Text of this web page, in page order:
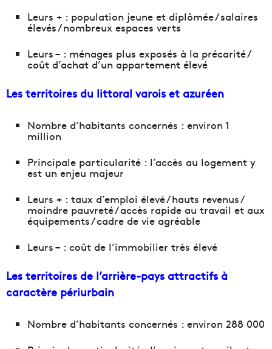
Leurs + : population jeune et diplômée / salaires
élevés / nombreux espaces verts
Leurs – : ménages plus exposés à la précarité /
coût d’achat d’un appartement élevé
Les territoires du littoral varois et azuréen
Nombre d’habitants concernés : environ 1
million
Principale particularité : l’accès au logement y
est un enjeu majeur
Leurs + : taux d’emploi élevé / hauts revenus /
moindre pauvreté / accès rapide au travail et aux
équipements / cadre de vie agréable
Leurs – : coût de l’immobilier très élevé
Les territoires de l’arrière-pays attractifs à
caractère périurbain
Nombre d’habitants concernés : environ 288 000